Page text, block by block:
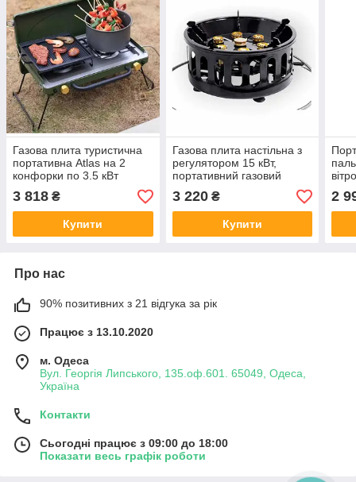
Газова плита туристична
портативна Atlas на 2
конфорки по 3.5 кВт
3 818 ₴
Купити
Газова плита настільна з
регулятором 15 кВт,
портативний газовий
пальник
3 220₴
Купити
2
Про нас
90% позитивних з 21 відгука за рік
Працює з 13.10.2020
м. Одеса
Вул. Георгія Липського, 135.оф.601. 65049, Одеса,
Україна
Контакти
Сьогодні працює з 09:00 до 18:00
Показати весь графік роботи